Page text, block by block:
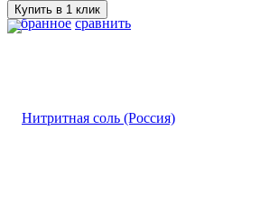
избранное сравнить